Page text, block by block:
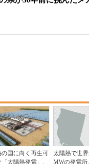
の国に向く再生可
太陽熱発電」、
太陽熱で世
MWの発電所